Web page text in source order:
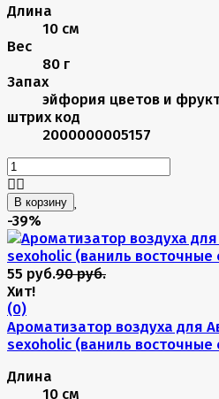
Длина
10 см
Вес
80 г
Запах
эйфория цветов и
штрих код
2000000005157
В корзину
-39%
55 руб.90 руб.
Хит!
(0)
Ароматизатор воздуха для
sexoholic (ваниль восточные
Длина
10 см